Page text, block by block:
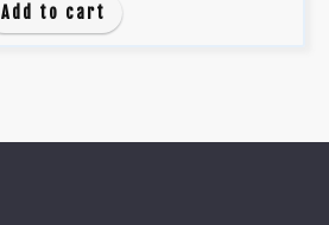
Add to cart